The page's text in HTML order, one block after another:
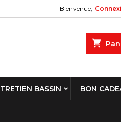
Bienvenue,
shopping_cart
BASSIN BON